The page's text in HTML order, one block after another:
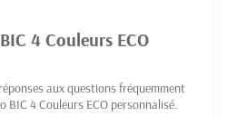
4 Couleurs ECO
aux questions fréquemment
BIC 4 Couleurs ECO personnalisé.